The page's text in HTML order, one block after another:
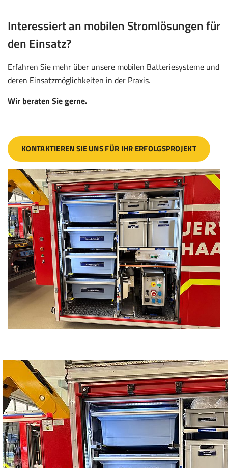
Interessiert an mobilen Stromlösungen für
den Einsatz?
Erfahren Sie mehr über unsere mobilen Batteriesysteme und
deren Einsatzmöglichkeiten in der Praxis.
Wir beraten Sie gerne.
KONTAKTIEREN SIE UNS FÜR IHR ERFOLGSPROJEKT